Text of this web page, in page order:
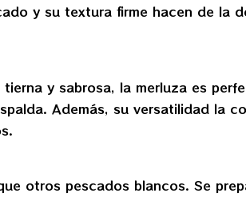
y su textura firme hacen de la
y sabrosa, la merluza es
Además, su versatilidad la
otros pescados blancos. Se